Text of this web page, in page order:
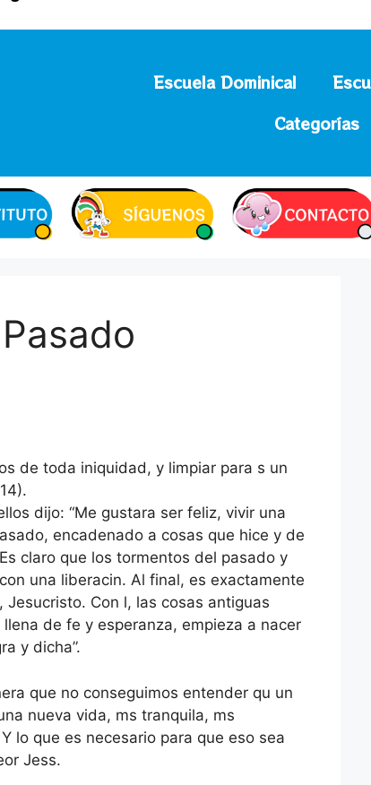
Escuela Dominical
Categorías
de toda iniquidad, y limpiar para s un
dijo: “Me gustara ser feliz, vivir una
encadenado a cosas que hice y de
claro que los tormentos del pasado y
una liberacin. Al final, es exactamente
Con l, las cosas antiguas
de fe y esperanza, empieza a nacer
y dicha”.
que no conseguimos entender qu un
nueva vida, ms tranquila, ms
lo que es necesario para que eso sea
Jess.